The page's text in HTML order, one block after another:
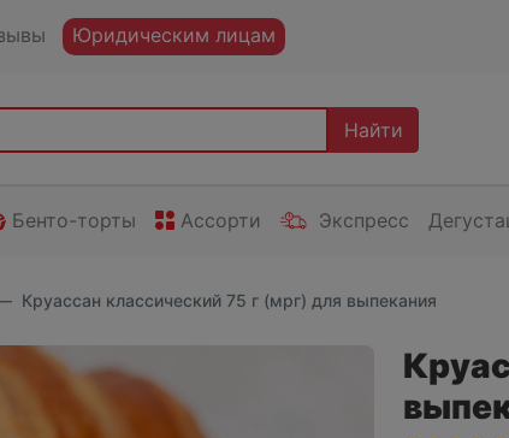
Юридическим лицам
Найти
Бенто-торты Ассорти Экспресс
Круассан классический 75 г (мрг) для выпекания